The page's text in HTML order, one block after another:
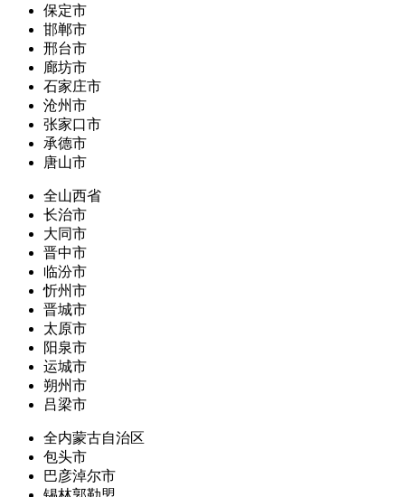
保定市
邯郸市
邢台市
廊坊市
石家庄市
沧州市
张家口市
承德市
唐山市
全山西省
长治市
大同市
晋中市
临汾市
忻州市
晋城市
太原市
阳泉市
运城市
朔州市
吕梁市
全内蒙古自治区
包头市
巴彦淖尔市